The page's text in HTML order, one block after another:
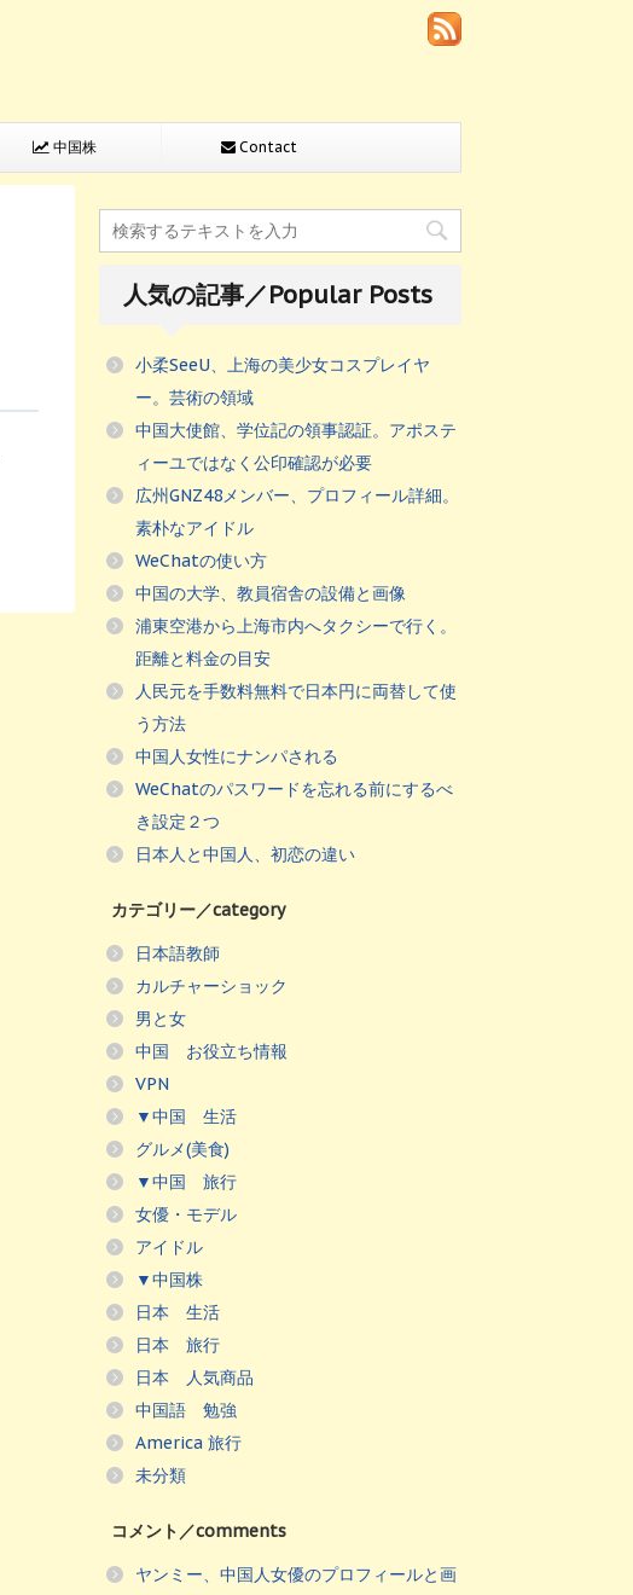
中国株 Contact
人気の記事／Popular Posts
小柔SeeU、上海の美少女コスプレイヤ
ー。芸術の領域
中国大使館、学位記の領事認証。アポステ
ィーユではなく公印確認が必要
広州GNZ48メンバー、プロフィール詳細。
素朴なアイドル
WeChatの使い方
中国の大学、教員宿舎の設備と画像
浦東空港から上海市内へタクシーで行く。
距離と料金の目安
人民元を手数料無料で日本円に両替して使
う方法
中国人女性にナンパされる
WeChatのパスワードを忘れる前にするべ
き設定２つ
日本人と中国人、初恋の違い
カテゴリー／category
日本語教師
カルチャーショック
男と女
中国 お役立ち情報
VPN
▼中国 生活
グルメ(美食)
▼中国 旅行
女優・モデル
アイドル
▼中国株
日本 生活
日本 旅行
日本 人気商品
中国語 勉強
America 旅行
未分類
コメント／comments
ヤンミー、中国人女優のプロフィールと画